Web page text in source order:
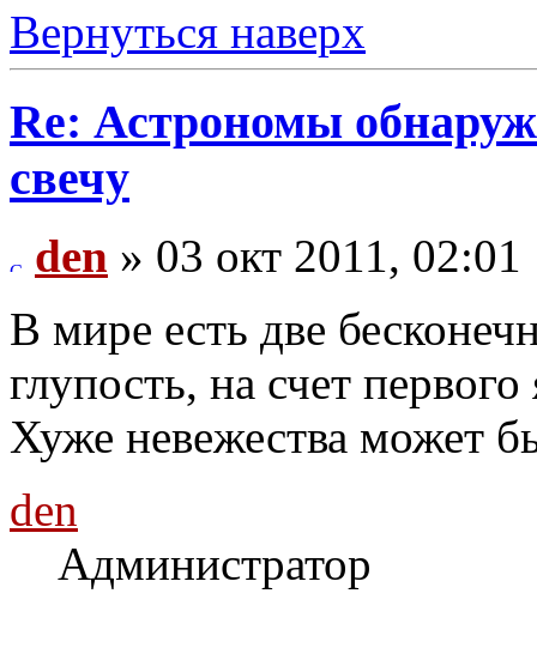
Вернуться наверх
Re: Астрономы
свечу
den » 03 окт 2011, 02:01
В мире есть две
глупость, на счет
Хуже невежества может
den
Администратор